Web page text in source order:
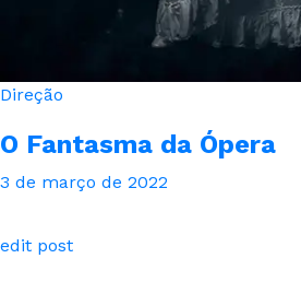
Direção
O Fantasma da Ópera
3 de março de 2022
edit post